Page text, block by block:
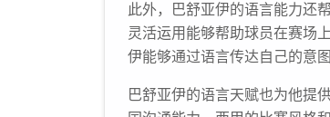
此外，巴舒亚伊的语言能力还
灵活运用能够帮助球员在赛场
伊能够通过语言传达自己的意
巴舒亚伊的语言天赋也为他提